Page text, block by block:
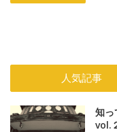
人気記事
知っ
vol.